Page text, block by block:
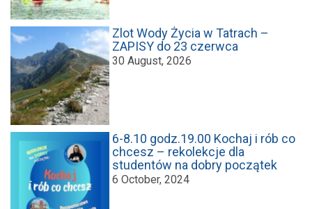
Zlot Wody Życia w Tatrach –
ZAPISY do 23 czerwca
30 August, 2026
6-8.10 godz.19.00 Kochaj i rób co
chcesz – rekolekcje dla
studentów na dobry początek
6 October, 2024